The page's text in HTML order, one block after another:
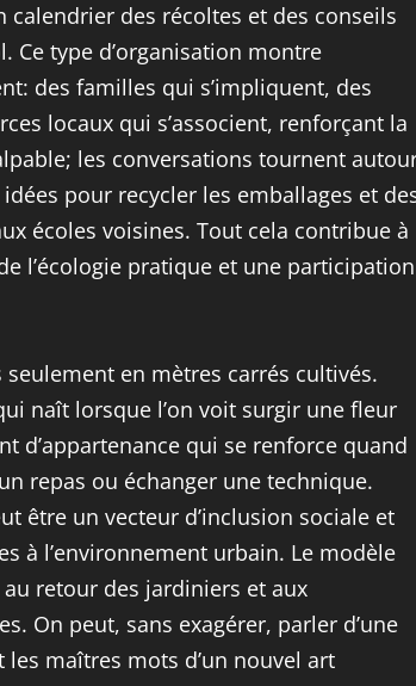
calendrier des récoltes et des conseils
Ce type d’organisation montre
des familles qui s’impliquent, des
locaux qui s’associent, renforçant la
les conversations tournent
pour recycler les emballages et
écoles voisines. Tout cela contribue à
l’écologie pratique et une participation
en mètres carrés cultivés.
naît lorsque l’on voit surgir une fleur
d’appartenance qui se renforce quand
repas ou échanger une technique.
être un vecteur d’inclusion sociale et
à l’environnement urbain. Le modèle
au retour des jardiniers et aux
On peut, sans exagérer, parler d’une
les maîtres mots d’un nouvel art